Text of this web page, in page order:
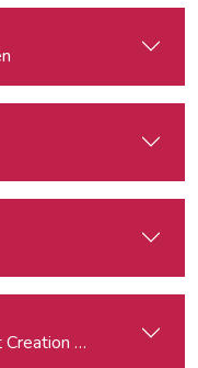
bis zum